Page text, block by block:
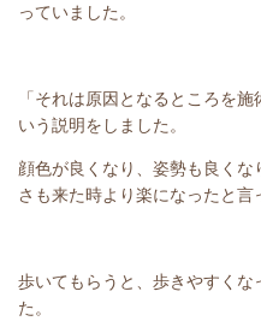
っていました。
「それは原因となるところを
いう説明をしました。
顔色が良くなり、姿勢も良く
さも来た時より楽になったと言
歩いてもらうと、歩きやすく
た。